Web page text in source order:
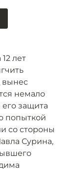
лет
вынес
немало
защита
попыткой
со стороны
Сурина,